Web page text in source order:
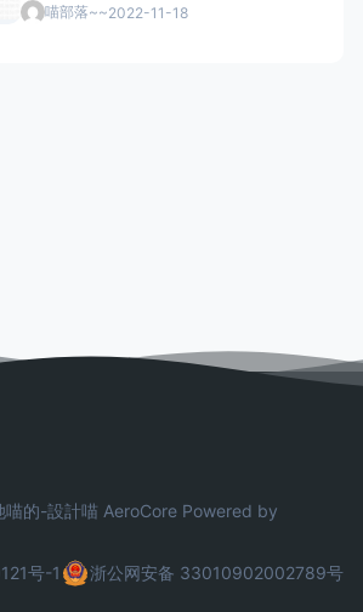
喵部落~~2022-11-18
的-設計喵 AeroCore Powered by
号-1
浙公网安备 33010902002789号